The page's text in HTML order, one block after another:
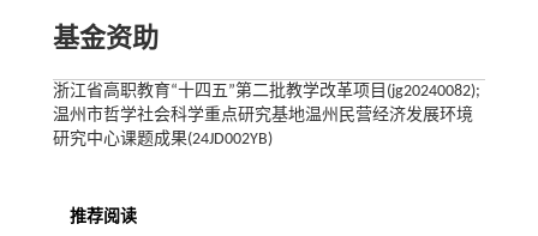
基金资助
浙江省高职教育“十四五”第二批教学改革项目(jg20240082);
温州市哲学社会科学重点研究基地温州民营经济发展环境
研究中心课题成果(24JD002YB)